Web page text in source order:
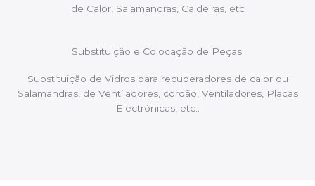
de Calor, Salamandras, Caldeiras, etc
Substituição e Colocação de Peças:
Substituição de Vidros para recuperadores de calor ou
Salamandras, de Ventiladores, cordão, Ventiladores, Placas
Electrónicas, etc..